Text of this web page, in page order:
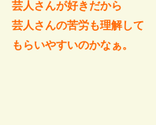
芸人さんが好きだから
芸人さんの苦労も理解して
もらいやすいのかなぁ。